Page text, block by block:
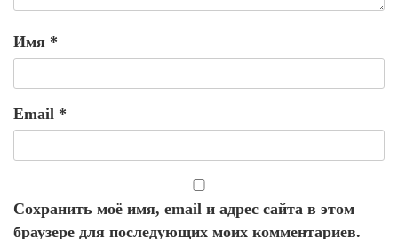
Имя *
Email *
Сохранить моё имя, email и адрес сайта в этом
браузере для последующих моих комментариев.